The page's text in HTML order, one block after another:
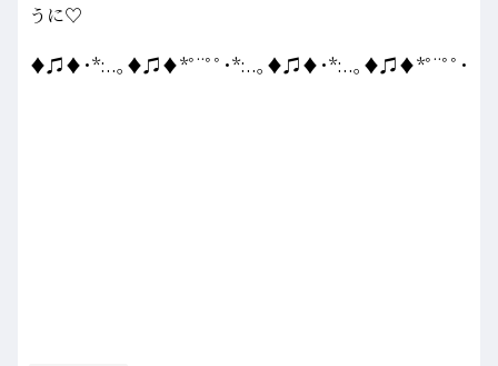
うに♡
♦♫♦･*:..｡♦♫♦*ﾟ¨ﾟﾟ･*:..｡♦♫♦･*:..｡♦♫♦*ﾟ¨ﾟﾟ･